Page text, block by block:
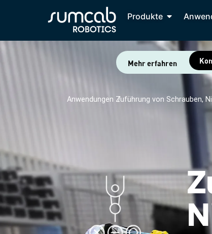
Produkte
Mehr erfahren
Anwendungen /Zuführung von Schrauben,